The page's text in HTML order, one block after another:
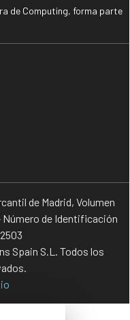
de Computing, forma parte
de Madrid, Volumen
Número de Identificación
Spain S.L. Todos los